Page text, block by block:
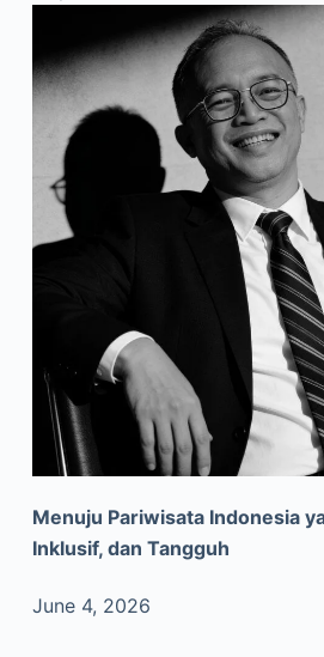
Menuju Pariwisata Indonesia
Inklusif, dan Tangguh
June 4, 2026